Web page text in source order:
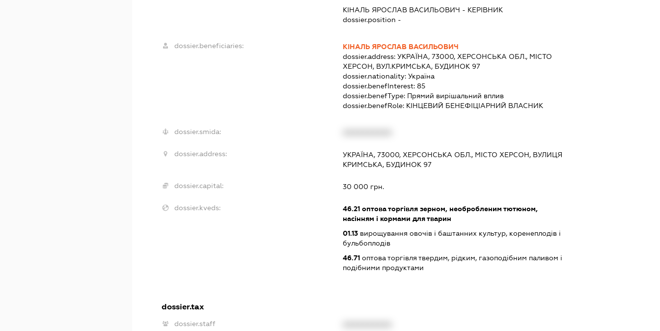
КІНАЛЬ ЯРОСЛАВ ВАСИЛЬОВИЧ - КЕРІВНИК
dossier.position -
dossier.beneficiaries:
КІНАЛЬ ЯРОСЛАВ ВАСИЛЬОВИЧ
dossier.address:УКРАЇНА, 73000, ХЕРСОНСЬКА ОБЛ., МІСТО
ХЕРСОН, ВУЛ.КРИМСЬКА, БУДИНОК 97
dossier.nationality:Україна
dossier.benefInterest:85
dossier.benefType: Прямий вирішальний вплив
dossier.benefRole: КІНЦЕВИЙ БЕНЕФІЦІАРНИЙ ВЛАСНИК
dossier.smida:
dossier.address:
УКРАЇНА, 73000, ХЕРСОНСЬКА ОБЛ., МІСТО ХЕРСОН, ВУЛИЦЯ
КРИМСЬКА, БУДИНОК 97
dossier.capital: 30 000 грн.
dossier.kveds: 46.21 оптова торгівля зерном, необробленим тютюном,
насінням і кормами для тварин
01.13 вирощування овочів і баштанних культур, коренеплодів і
бульбоплодів
46.71 оптова торгівля твердим, рідким, газоподібним паливом і
подібними продуктами
dossier.tax
dossier.staff